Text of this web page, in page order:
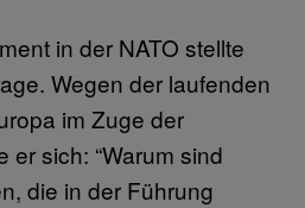
in der NATO stellte
Wegen der laufenden
im Zuge der
er sich: “Warum sind
die in der Führung